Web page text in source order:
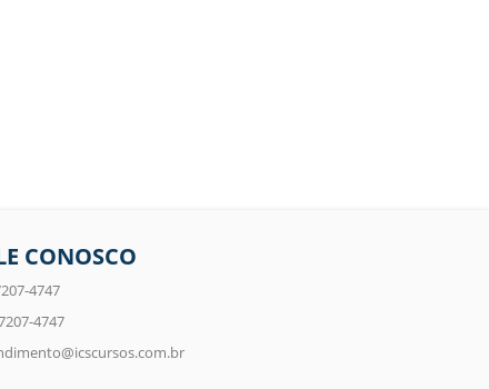
CONOSCO
4747
4747